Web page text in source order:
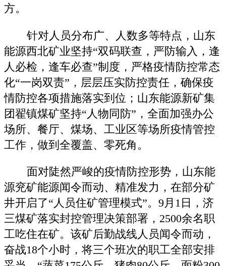
方。
针对人员分布广、人数多等特点，山东
能源西北矿业坚持“双码联查，严防输入，逢
人必检，逢车必查”制度，严格疫情防控常态
化“一岗双责”，层层压实防控责任，确保疫
情防控各项措施落实到位；山东能源新矿集
团翟镇煤矿坚持“人物同防”，全面加强办公
场所、餐厅、煤场、工业区等场所疫情管控
工作，做到全覆盖、零死角。
面对陡然严峻的疫情防控形势，山东能
源兖矿能源闻令而动、精准发力，在部分矿
井开启了“人员住矿管理模式”。9月1日，济
三煤矿落实封控管理决策部署，2500余名职
工吃住在矿。该矿后勤战线人员闻令而动，
奋战18个小时，将三个班次的职工全部安排